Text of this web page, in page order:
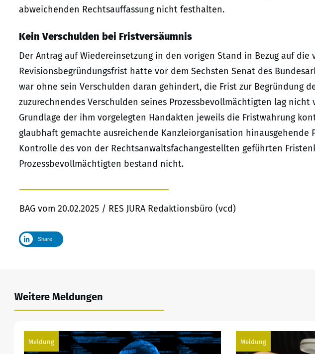
abweichenden Rechtsauffassung nicht festhalten.
Kein Verschulden bei Fristversäumnis
Der Antrag auf Wiedereinsetzung in den vorigen Stand in Bezug auf die
Revisionsbegründungsfrist hatte vor dem Sechsten Senat des
war ohne sein Verschulden daran gehindert, die Frist zur Begründung
zuzurechnendes Verschulden seines Prozessbevollmächtigten lag
Grundlage der ihm vorgelegten Handakten jeweils die Fristwahrung
glaubhaft gemachte ausreichende Kanzleiorganisation hinausgehende
Kontrolle des von der Rechtsanwaltsfachangestellten geführten
Prozessbevollmächtigten bestand nicht.
BAG vom 20.02.2025 / RES JURA Redaktionsbüro (vcd)
Share
Weitere Meldungen
Meldung Meldung